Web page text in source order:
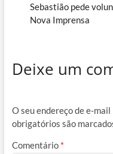
Sebastião pede
Nova Imprensa
Deixe um
O seu endereço de e-
obrigatórios são
Comentário *